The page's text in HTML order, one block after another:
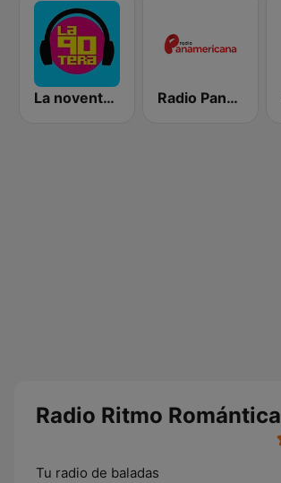
La noventera Radio Panamericana
Radio Ritmo Romántica
Tu radio de baladas